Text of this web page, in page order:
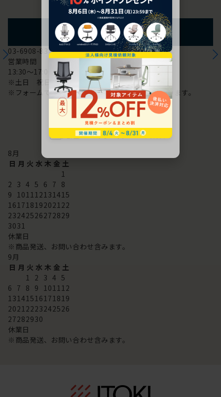
お問い合わせ
フォームからのお問い合わせ
03-6908-8370
営業時間
13:30～17:00
※土日 祝日は休み
※フォームでのお問い合わせは24時間対応しております。
配送・お問い合わせ営業日
8月
日 月 火 水 木 金 土
1
2 3 4 5 6 7 8
9 101112131415
16171819202122
23242526272829
3031
休業日
※商品発送、お問い合わせ含みます。
9月
日 月 火 水 木 金 土
1 2 3 4 5
6 7 8 9 101112
13141516171819
20212223242526
27282930
休業日
※商品発送、お問い合わせ含みます。